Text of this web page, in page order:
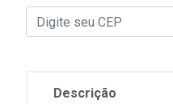
Descrição